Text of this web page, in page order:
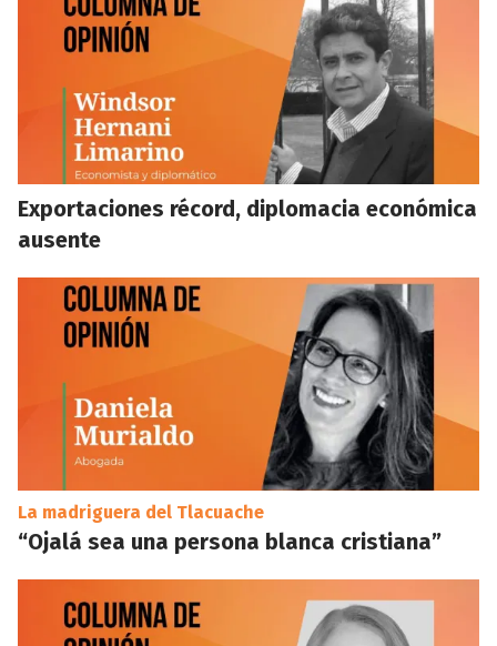
Exportaciones récord, diplomacia económica
ausente
La madriguera del Tlacuache
“Ojalá sea una persona blanca cristiana”